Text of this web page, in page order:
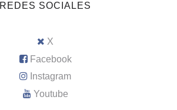
REDES SOCIALES
X
Facebook
Instagram
Youtube